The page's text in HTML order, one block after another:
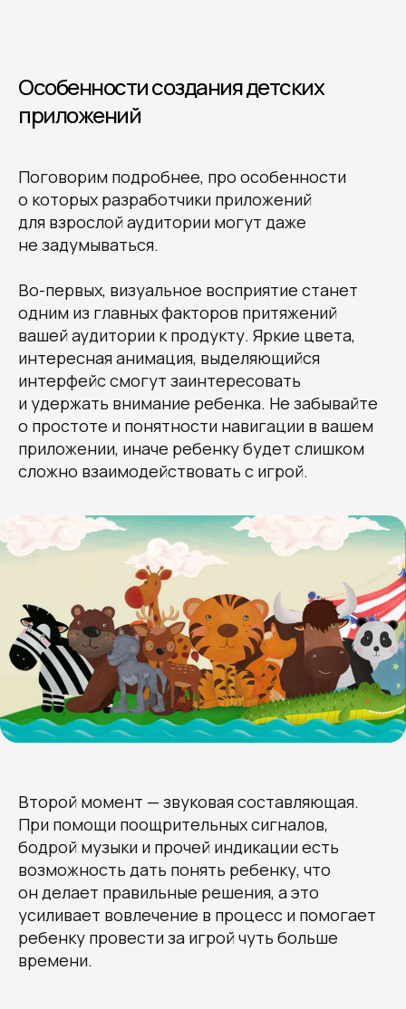
Особенности создания детских
приложений
Поговорим подробнее, про особенности
о которых разработчики приложений
для взрослой аудитории могут даже
не задумываться.
Во-первых, визуальное восприятие станет
одним из главных факторов притяжений
вашей аудитории к продукту. Яркие цвета,
интересная анимация, выделяющийся
интерфейс смогут заинтересовать
и удержать внимание ребенка. Не забывайте
о простоте и понятности навигации в вашем
приложении, иначе ребенку будет слишком
сложно взаимодействовать с игрой.
Второй момент — звуковая составляющая.
При помощи поощрительных сигналов,
бодрой музыки и прочей индикации есть
возможность дать понять ребенку, что
он делает правильные решения, а это
усиливает вовлечение в процесс и помогает
ребенку провести за игрой чуть больше
времени.